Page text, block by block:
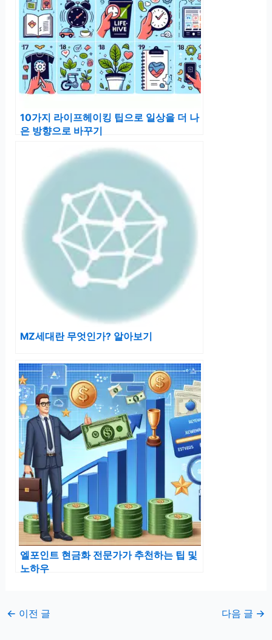
10가지 라이프헤이킹 팁으로 일상을 더 나
은 방향으로 바꾸기
MZ세대란 무엇인가? 알아보기
엘포인트 현금화 전문가가 추천하는 팁 및
노하우
← 이전 글 다음 글 →